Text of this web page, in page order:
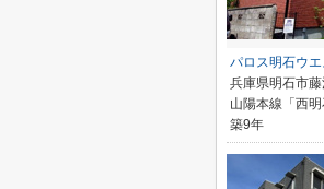
パロス明石ウエ
兵庫県明石市
山陽本線「西
築9年